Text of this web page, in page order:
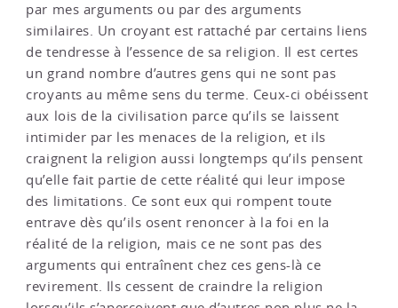
par mes arguments ou par des arguments
similaires. Un croyant est rattaché par certains liens
de tendresse à l’essence de sa religion. Il est certes
un grand nombre d’autres gens qui ne sont pas
croyants au même sens du terme. Ceux-ci obéissent
aux lois de la civilisation parce qu’ils se laissent
intimider par les menaces de la religion, et ils
craignent la religion aussi longtemps qu’ils pensent
qu’elle fait partie de cette réalité qui leur impose
des limitations. Ce sont eux qui rompent toute
entrave dès qu’ils osent renoncer à la foi en la
réalité de la religion, mais ce ne sont pas des
arguments qui entraînent chez ces gens-là ce
revirement. Ils cessent de craindre la religion